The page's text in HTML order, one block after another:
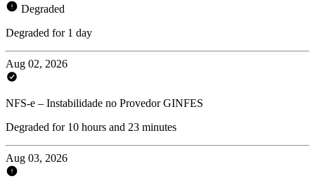
Degraded
Degraded for 1 day
Aug 02, 2026
NFS-e – Instabilidade no Provedor GINFES
Degraded for 10 hours and 23 minutes
Aug 03, 2026